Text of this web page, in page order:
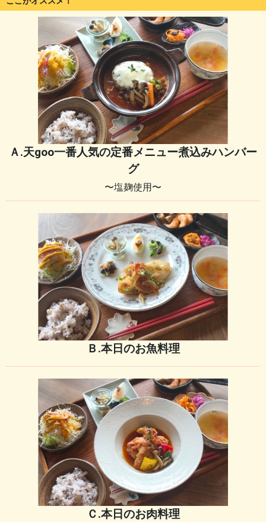
Ａ.天goo一番人気の定番メニュー煮込みハンバー
グ
〜塩麹使用〜
Ｂ.本日のお魚料理
Ｃ.本日のお肉料理